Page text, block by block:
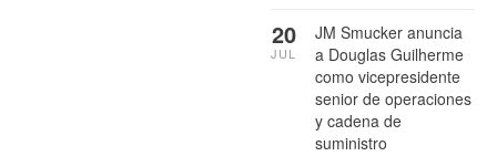
JM Smucker anuncia
a Douglas Guilherme
como vicepresidente
senior de operaciones
y cadena de
suministro
20
JUL